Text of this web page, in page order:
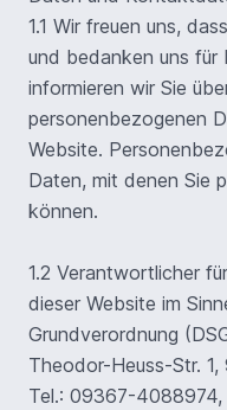
1.1 Wir freuen uns,
und bedanken uns für
informieren wir Sie
personenbezogenen
Website.
Daten, mit denen Sie
können.
1.2 Verantwortlicher
dieser Website im
Grundverordnung
Theodor-Heuss-Str.
Tel.: 09367-4088974,